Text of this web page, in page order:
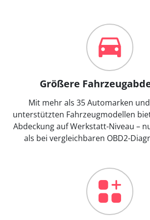
Größere
Mit mehr als 35 Automarken
unterstützten Fahrzeugmodellen
Abdeckung auf Werkstatt-Niveau –
als bei vergleichbaren OBD2-